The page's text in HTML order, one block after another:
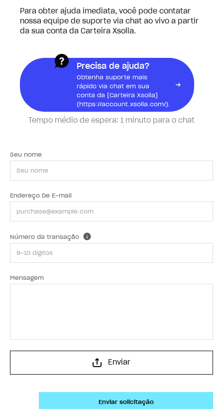
Para obter ajuda imediata, você pode contatar
nossa equipe de suporte via chat ao vivo a partir
da sua conta da Carteira Xsolla.
Precisa de ajuda?
Obtenha suporte mais
rápido via chat em sua
conta da [Carteira Xsolla]
(https://account.xsolla.com/).
Tempo médio de espera: 1 minuto para o chat
Seu nome
Endereço De E-mail
Número da transação
Mensagem
Enviar
Enviar solicitação